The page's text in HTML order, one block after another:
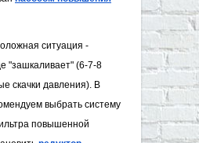
ситуация -
"зашкаливает" (6-7-8
скачки давления). В
выбрать систему
повышенной